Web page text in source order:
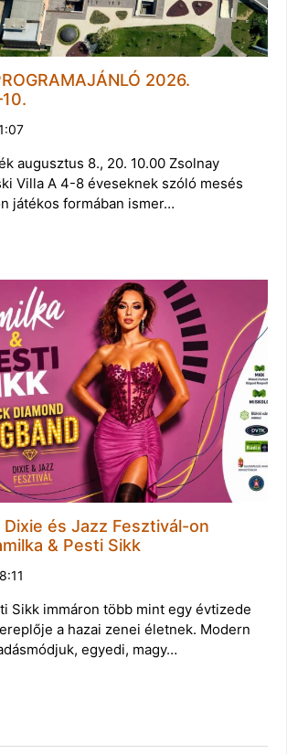
2026.
augusztus 8., 20. 10.00 Zsolnay
Villa A 4-8 éveseknek szóló mesés
játékos formában ismer…
Dixie és Jazz Fesztivál-on
& Pesti Sikk
Sikk immáron több mint egy évtizede
a hazai zenei életnek. Modern
egyedi, magy…